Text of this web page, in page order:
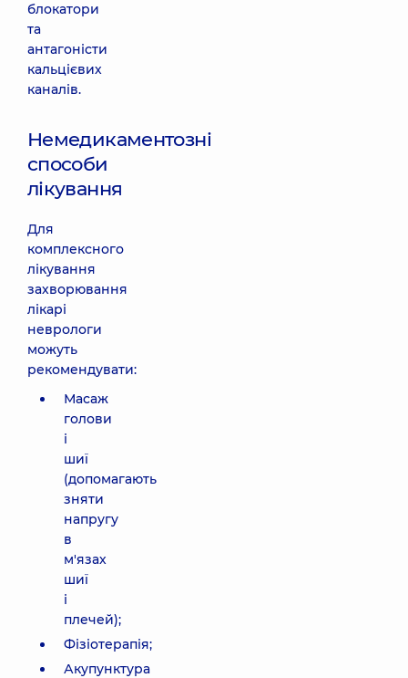
блокатори
та
антагоністи
кальцієвих
каналів.
Немедикаментозні
способи
лікування
Для
комплексного
лікування
захворювання
лікарі
неврологи
можуть
рекомендувати:
Масаж
голови
і
шиї
(допомагають
зняти
напругу
в
м'язах
шиї
і
плечей);
Фізіотерапія;
Акупунктура